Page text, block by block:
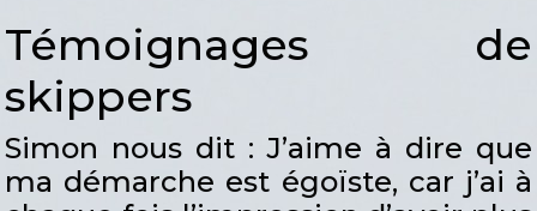
Témoignages de
skippers
Simon nous dit : J’aime à dire que
ma démarche est égoïste, car j’ai à